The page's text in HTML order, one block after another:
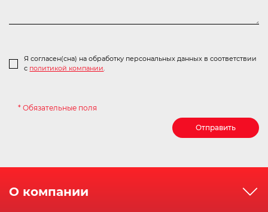
Я согласен(сна) на обработку персональных данных в соответствии
с политикой компании.
* Обязательные поля
Отправить
О компании